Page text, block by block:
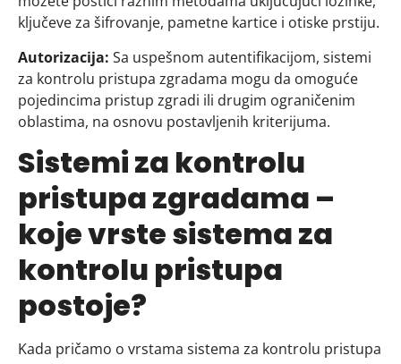
ključeve za šifrovanje, pametne kartice i otiske prstiju.
Autorizacija: Sa uspešnom autentifikacijom, sistemi
za kontrolu pristupa zgradama mogu da omoguće
pojedincima pristup zgradi ili drugim ograničenim
oblastima, na osnovu postavljenih kriterijuma.
Sistemi za kontrolu
pristupa zgradama –
koje vrste sistema za
kontrolu pristupa
postoje?
Kada pričamo o vrstama sistema za kontrolu pristupa